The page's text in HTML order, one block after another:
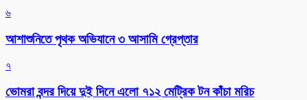
৬
আশাশুনিতে পৃথক অভিযানে ৩ আসামি গ্রেপ্তার
৭
ভোমরা বন্দর দিয়ে দুই দিনে এলো ৭১২ মেট্রিক টন কাঁচা মরিচ